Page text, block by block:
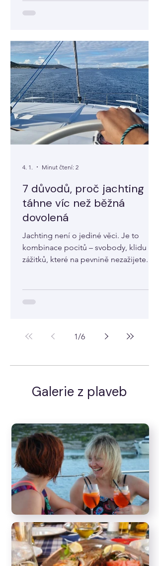
7 důvodů, proč jachting
táhne víc než běžná
dovolená
Jachting není o jediné věci. Je to
kombinace pocitů – svobody, klidu a
zážitků, které na pevnině nezažijete.
4. 1. Minut čtení: 2
1/6
Galerie z plaveb